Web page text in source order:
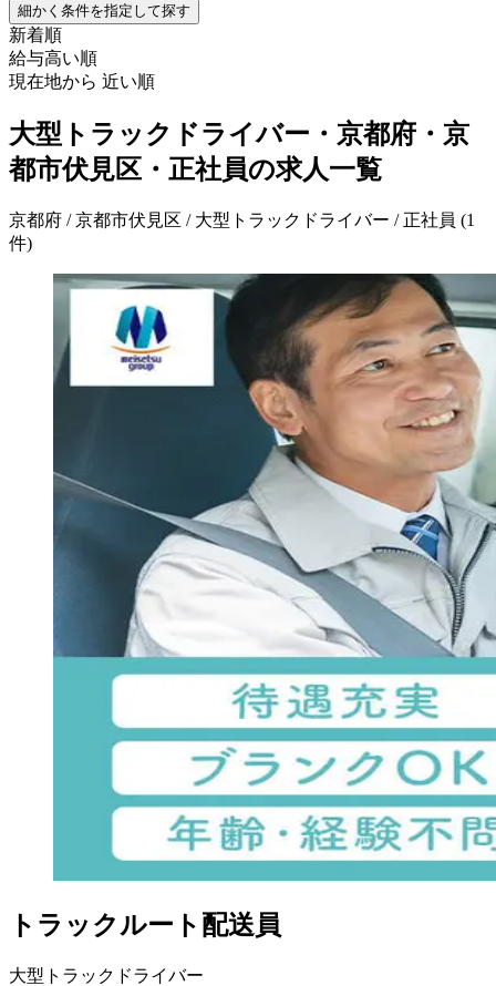
細かく条件を指定して探す
新着順
給与高い順
現在地から 近い順
大型トラックドライバー・京都府・京
都市伏見区・正社員の求人一覧
京都府 / 京都市伏見区 / 大型トラックドライバー / 正社員 (1
件)
トラックルート配送員
大型トラックドライバー